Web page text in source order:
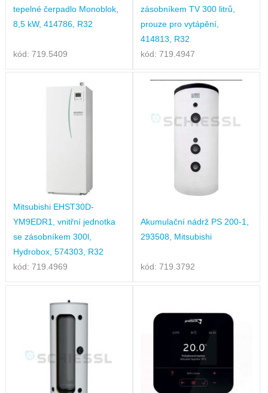
tepelné čerpadlo Monoblok,
8,5 kW, 414786, R32
kód: 719.5409
zásobníkem TV 300 litrů,
prouze pro vytápění,
414813, R32
kód: 719.4947
Mitsubishi EHST30D-
YM9EDR1, vnitřní jednotka
se zásobníkem 300l,
Hydrobox, 574303, R32
kód: 719.4969
Akumulační nádrž PS 200-1,
293508, Mitsubishi
kód: 719.3792